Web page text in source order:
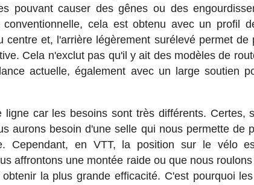
pouvant causer des gênes ou des
cela est obtenu avec un profil
et, l'arrière légèrement surélevé permet de
Cela n'exclut pas qu'il y ait des modèles de
actuelle, également avec un large soutien
car les besoins sont très différents. Certes,
aurons besoin d'une selle qui nous permette de
Cependant, en VTT, la position sur le vélo
affrontons une montée raide ou que nous
la plus grande efficacité. C'est pourquoi